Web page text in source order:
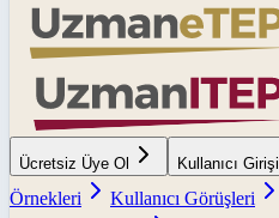
Ücretsiz Üye Ol Kullanıcı Girişi
Örnekleri
Kullanıcı Görüşleri